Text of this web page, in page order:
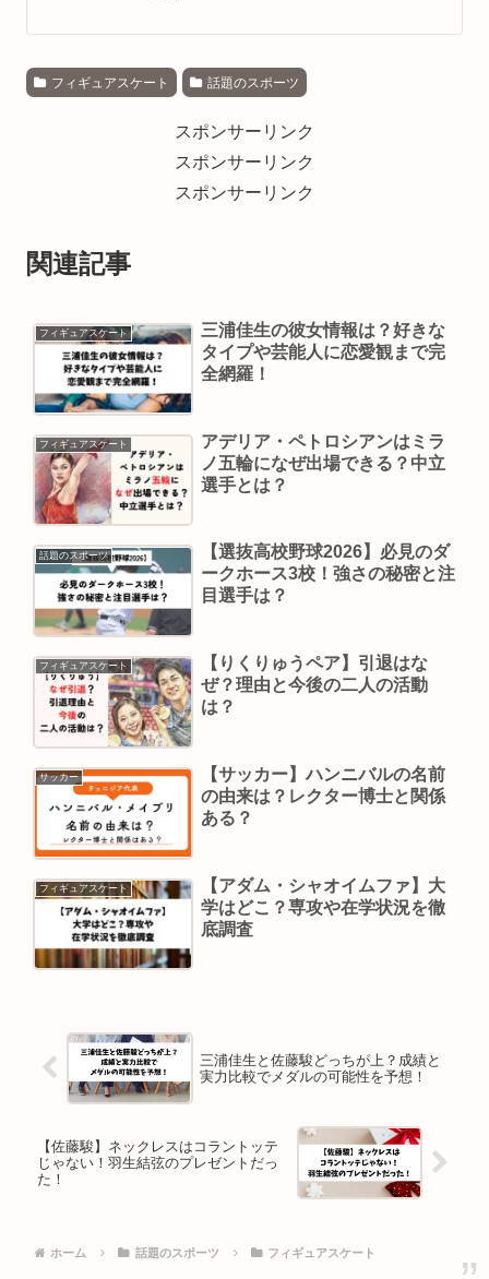
フィギュアスケート 話題のスポーツ
スポンサーリンク
スポンサーリンク
スポンサーリンク
関連記事
フィギュアスケート
三浦佳生の彼女情報は？好きな
タイプや芸能人に恋愛観まで完
全網羅！
フィギュアスケート
アデリア・ペトロシアンはミラ
ノ五輪になぜ出場できる？中立
選手とは？
話題のスポーツ
【選抜高校野球2026】必見のダ
ークホース3校！強さの秘密と注
目選手は？
フィギュアスケート
【りくりゅうペア】引退はな
ぜ？理由と今後の二人の活動
は？
サッカー
【サッカー】ハンニバルの名前
の由来は？レクター博士と関係
ある？
フィギュアスケート
【アダム・シャオイムファ】大
学はどこ？専攻や在学状況を徹
底調査
三浦佳生と佐藤駿どっちが上？成績と
実力比較でメダルの可能性を予想！
【佐藤駿】ネックレスはコラントッテ
じゃない！羽生結弦のプレゼントだっ
た！
ホーム 話題のスポーツ フィギュアスケート